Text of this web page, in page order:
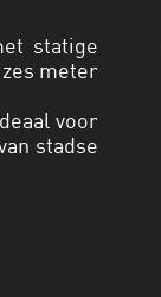
statige
meter
voor
stadse